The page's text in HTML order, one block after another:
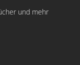
und mehr